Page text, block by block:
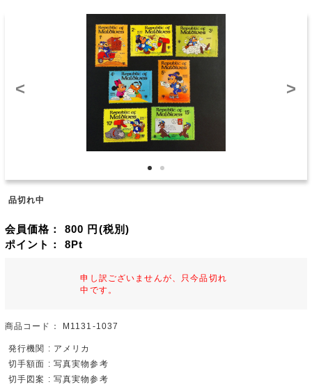
< >
品切れ中
会員価格： 800 円(税別)
ポイント： 8Pt
申し訳ございませんが、只今品切れ
中です。
商品コード： M1131-1037
発行機関 : アメリカ
切手額面 : 写真実物参考
切手図案 : 写真実物参考